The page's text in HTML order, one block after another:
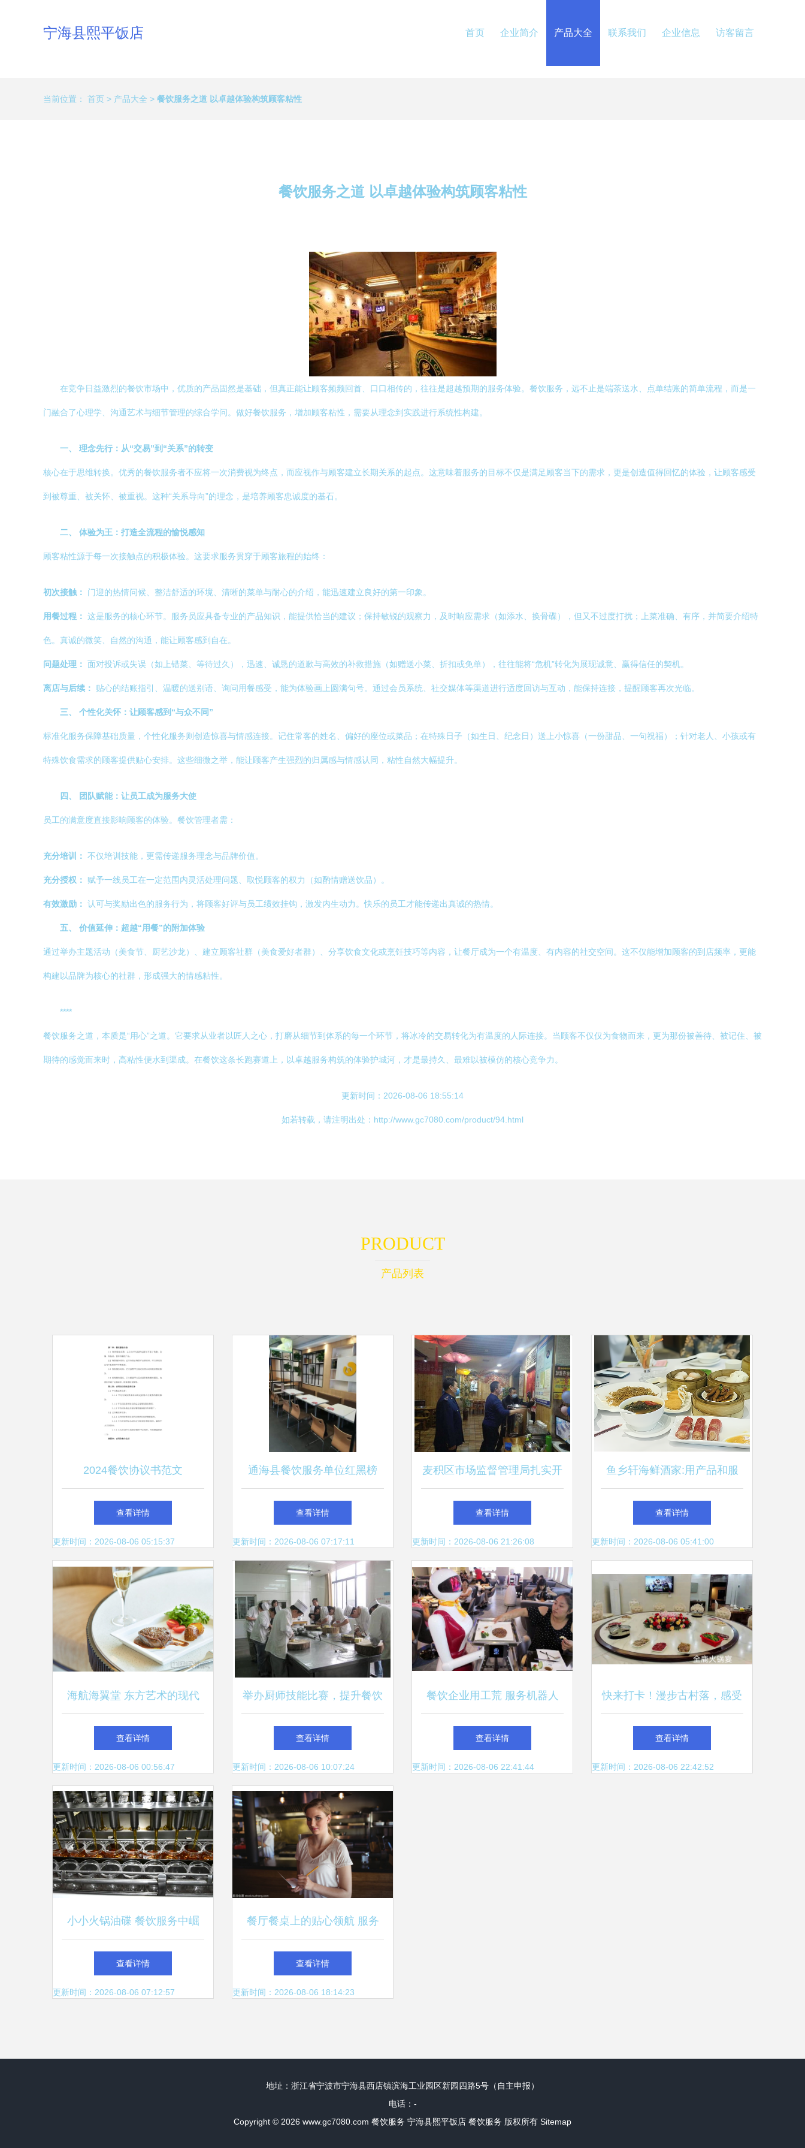
宁海县熙平饭店 首页 企业简介 产品大全 联系我们 企业信息 访客留言
当前位置： 首页 > 产品大全 > 餐饮服务之道 以卓越体验构筑顾客粘性
餐饮服务之道 以卓越体验构筑顾客粘性
在竞争日益激烈的餐饮市场中，优质的产品固然是基础，但真正能让顾客频频回首、口口相传的，往往是超越预期的服务体验。餐饮服务，远不止是端茶送水、点单结账的简单流程，而是一
门融合了心理学、沟通艺术与细节管理的综合学问。做好餐饮服务，增加顾客粘性，需要从理念到实践进行系统性构建。
一、 理念先行：从“交易”到“关系”的转变
核心在于思维转换。优秀的餐饮服务者不应将一次消费视为终点，而应视作与顾客建立长期关系的起点。这意味着服务的目标不仅是满足顾客当下的需求，更是创造值得回忆的体验，让顾客感受
到被尊重、被关怀、被重视。这种“关系导向”的理念，是培养顾客忠诚度的基石。
二、 体验为王：打造全流程的愉悦感知
顾客粘性源于每一次接触点的积极体验。这要求服务贯穿于顾客旅程的始终：
初次接触： 门迎的热情问候、整洁舒适的环境、清晰的菜单与耐心的介绍，能迅速建立良好的第一印象。
用餐过程： 这是服务的核心环节。服务员应具备专业的产品知识，能提供恰当的建议；保持敏锐的观察力，及时响应需求（如添水、换骨碟），但又不过度打扰；上菜准确、有序，并简要介绍特
色。真诚的微笑、自然的沟通，能让顾客感到自在。
问题处理： 面对投诉或失误（如上错菜、等待过久），迅速、诚恳的道歉与高效的补救措施（如赠送小菜、折扣或免单），往往能将“危机”转化为展现诚意、赢得信任的契机。
离店与后续： 贴心的结账指引、温暖的送别语、询问用餐感受，能为体验画上圆满句号。通过会员系统、社交媒体等渠道进行适度回访与互动，能保持连接，提醒顾客再次光临。
三、 个性化关怀：让顾客感到“与众不同”
标准化服务保障基础质量，个性化服务则创造惊喜与情感连接。记住常客的姓名、偏好的座位或菜品；在特殊日子（如生日、纪念日）送上小惊喜（一份甜品、一句祝福）；针对老人、小孩或有
特殊饮食需求的顾客提供贴心安排。这些细微之举，能让顾客产生强烈的归属感与情感认同，粘性自然大幅提升。
四、 团队赋能：让员工成为服务大使
员工的满意度直接影响顾客的体验。餐饮管理者需：
充分培训： 不仅培训技能，更需传递服务理念与品牌价值。
充分授权： 赋予一线员工在一定范围内灵活处理问题、取悦顾客的权力（如酌情赠送饮品）。
有效激励： 认可与奖励出色的服务行为，将顾客好评与员工绩效挂钩，激发内生动力。快乐的员工才能传递出真诚的热情。
五、 价值延伸：超越“用餐”的附加体验
通过举办主题活动（美食节、厨艺沙龙）、建立顾客社群（美食爱好者群）、分享饮食文化或烹饪技巧等内容，让餐厅成为一个有温度、有内容的社交空间。这不仅能增加顾客的到店频率，更能
构建以品牌为核心的社群，形成强大的情感粘性。
****
餐饮服务之道，本质是“用心”之道。它要求从业者以匠人之心，打磨从细节到体系的每一个环节，将冰冷的交易转化为有温度的人际连接。当顾客不仅仅为食物而来，更为那份被善待、被记住、被
期待的感觉而来时，高粘性便水到渠成。在餐饮这条长跑赛道上，以卓越服务构筑的体验护城河，才是最持久、最难以被模仿的核心竞争力。
更新时间：2026-08-06 18:55:14
如若转载，请注明出处：http://www.gc7080.com/product/94.html
PRODUCT
产品列表
2024餐饮协议书范文
查看详情
更新时间：2026-08-06 05:15:37
通海县餐饮服务单位红黑榜
（第七期）
查看详情
更新时间：2026-08-06 07:17:11
麦积区市场监督管理局扎实开
展疫情防控期间餐饮服务单位
夜查行动
查看详情
更新时间：2026-08-06 21:26:08
鱼乡轩海鲜酒家:用产品和服
务打动餐饮美食消费者
查看详情
更新时间：2026-08-06 05:41:00
海航海翼堂 东方艺术的现代
表达，点亮餐饮服务新境界
查看详情
更新时间：2026-08-06 00:56:47
举办厨师技能比赛，提升餐饮
服务质量——创新培训模式的
内涵与成效
查看详情
更新时间：2026-08-06 10:07:24
餐饮企业用工荒 服务机器人
能否成为救场利器？
查看详情
更新时间：2026-08-06 22:41:44
快来打卡！漫步古村落，感受
慢时光，品味地道餐饮
查看详情
更新时间：2026-08-06 22:42:52
小小火锅油碟 餐饮服务中崛
起的“中国销量第一”
查看详情
更新时间：2026-08-06 07:12:57
餐厅餐桌上的贴心领航 服务
员点菜服务技巧详解
查看详情
更新时间：2026-08-06 18:14:23
地址：浙江省宁波市宁海县西店镇滨海工业园区新园四路5号（自主申报）
电话：-
Copyright © 2026 www.gc7080.com 餐饮服务 宁海县熙平饭店 餐饮服务 版权所有 Sitemap